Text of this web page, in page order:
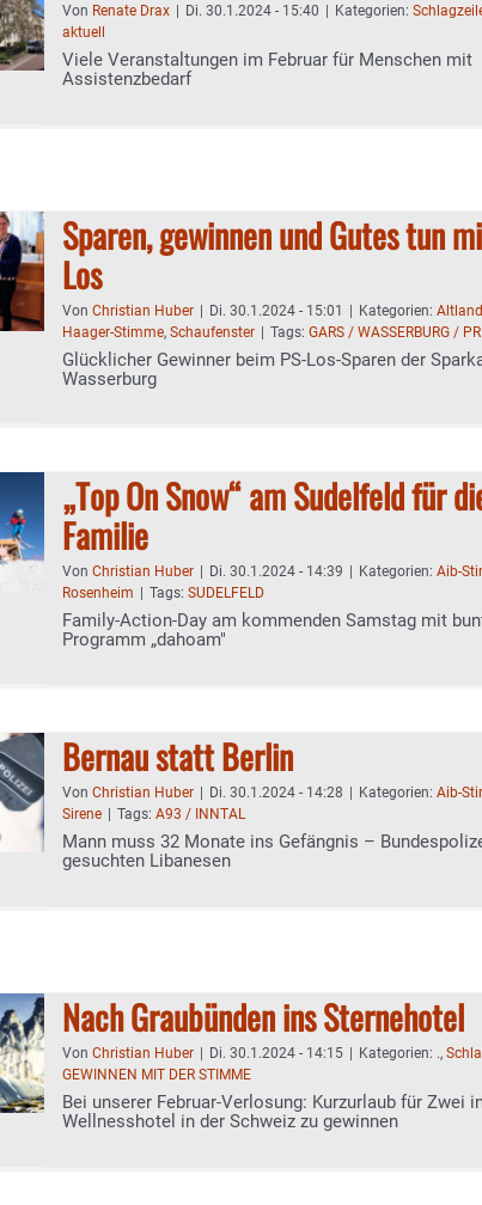
Von Renate Drax Di. 30.1.2024 - 15:40 Kategorien:
aktuell
Viele Veranstaltungen im Februar für Menschen mit
Assistenzbedarf
Sparen, gewinnen und Gutes tun
Los
Von Christian Huber Di. 30.1.2024 - 15:01 Kategorien:
Haager-Stimme, Schaufenster Tags: GARS / WASSERBURG / PR
Glücklicher Gewinner beim PS-Los-Sparen der
Wasserburg
„Top On Snow“ am Sudelfeld für
Familie
Von Christian Huber Di. 30.1.2024 - 14:39 Kategorien: Aib-
Rosenheim
Tags: SUDELFELD
Family-Action-Day am kommenden Samstag mit
Programm „dahoam"
Bernau statt Berlin
Von Christian Huber Di. 30.1.2024 - 14:28 Kategorien: Aib-
Sirene
Tags: A93 / INNTAL
Mann muss 32 Monate ins Gefängnis –
gesuchten Libanesen
Nach Graubünden ins Sternehotel
Von Christian Huber Di. 30.1.2024 - 14:15 Kategorien: .,
GEWINNEN MIT DER STIMME
Bei unserer Februar-Verlosung: Kurzurlaub für Zwei
Wellnesshotel in der Schweiz zu gewinnen